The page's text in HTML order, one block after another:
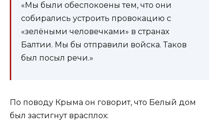
«Мы были обеспокоены тем, что они
собирались устроить провокацию с
«зелёными человечками» в странах
Балтии. Мы бы отправили войска. Таков
был посыл речи.»
По поводу Крыма он говорит, что Белый дом
был застигнут врасплох: